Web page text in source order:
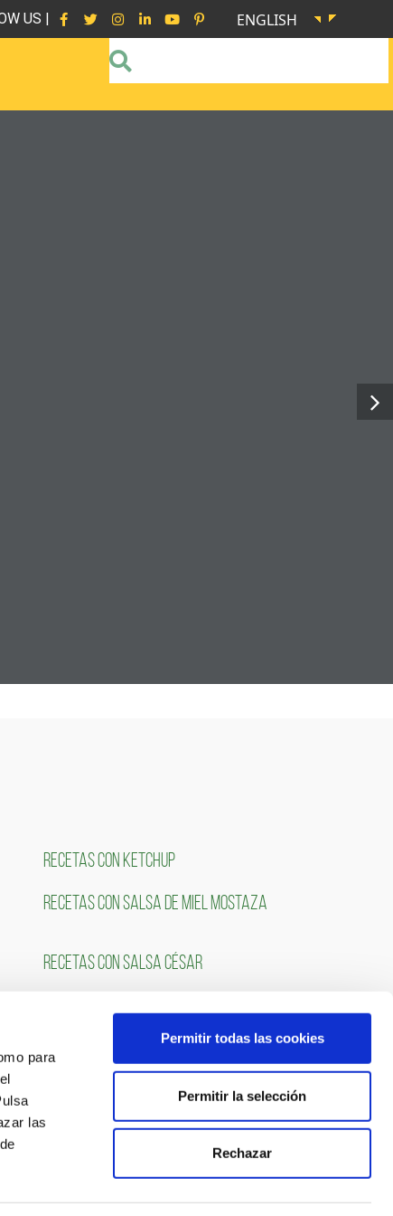
para
las
Permitir todas las cookies
Permitir la selección
Rechazar
US | ENGLISH
MÁSSOSTENIBLE.
RECETAS CON KETCHUP
RECETAS CON SALSA DE MIEL MOSTAZA
RECETAS CON SALSA CÉSAR
FOLLOW US